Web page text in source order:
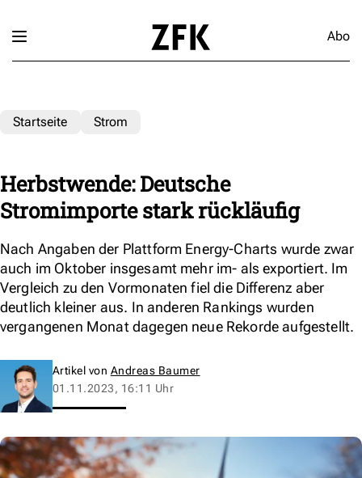
Abo
Startseite Strom
Herbstwende: Deutsche
Stromimporte stark rückläufig
Nach Angaben der Plattform Energy-Charts wurde zwar
auch im Oktober insgesamt mehr im- als exportiert. Im
Vergleich zu den Vormonaten fiel die Differenz aber
deutlich kleiner aus. In anderen Rankings wurden
vergangenen Monat dagegen neue Rekorde aufgestellt.
Artikel von Andreas Baumer
01.11.2023, 16:11 Uhr